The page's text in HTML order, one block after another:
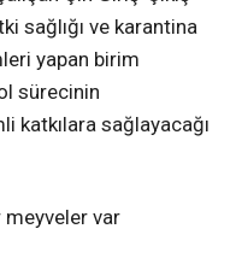
sağlığı ve karantina
yapan birim
sürecinin
katkılara sağlayacağı
meyveler var